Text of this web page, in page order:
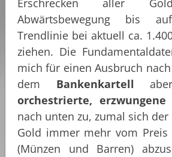
Erschrecken aller
Abwärtsbewegung bis
Trendlinie bei aktuell ca.
ziehen. Die
mich für einen Ausbruch
dem Bankenkartell
orchestrierte, erzwungene
nach unten zu, zumal sich
Gold immer mehr vom
(Münzen und Barren)